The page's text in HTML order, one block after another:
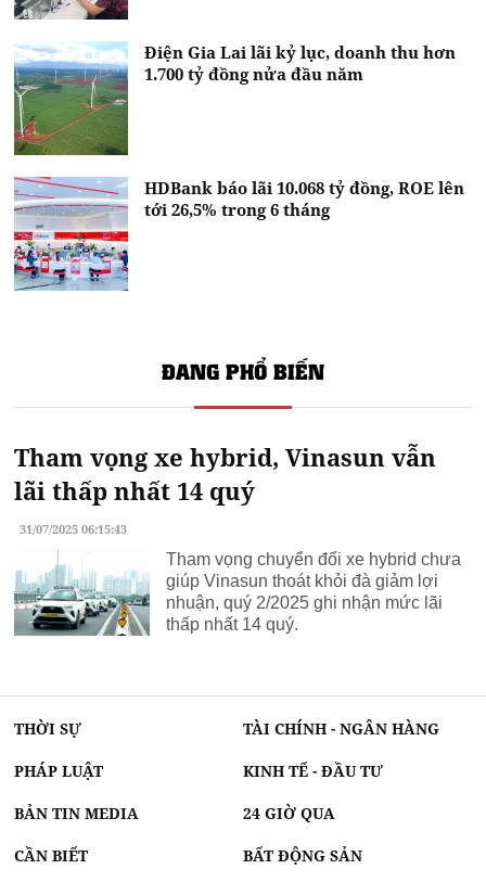
Điện Gia Lai lãi kỷ lục, doanh thu hơn
1.700 tỷ đồng nửa đầu năm
HDBank báo lãi 10.068 tỷ đồng, ROE lên
tới 26,5% trong 6 tháng
ĐANG PHỔ BIẾN
Tham vọng xe hybrid, Vinasun vẫn
lãi thấp nhất 14 quý
31/07/2025 06:15:43
Tham vọng chuyển đổi xe hybrid chưa
giúp Vinasun thoát khỏi đà giảm lợi
nhuận, quý 2/2025 ghi nhận mức lãi
thấp nhất 14 quý.
THỜI SỰ TÀI CHÍNH - NGÂN HÀNG
PHÁP LUẬT KINH TẾ - ĐẦU TƯ
BẢN TIN MEDIA 24 GIỜ QUA
CẦN BIẾT BẤT ĐỘNG SẢN